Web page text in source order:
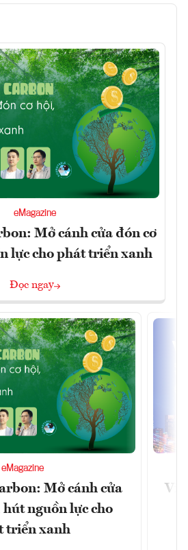
eMagazine
Mở cánh cửa đón cơ
lực cho phát triển xanh
Đọc ngay
eMagazine
Mở cánh cửa
hút nguồn lực cho
triển xanh